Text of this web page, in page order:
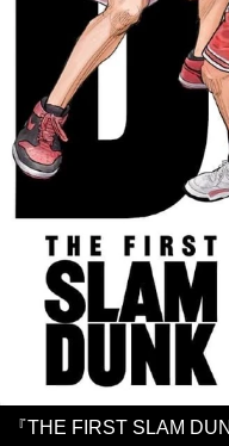
『THE FIRST SLAM